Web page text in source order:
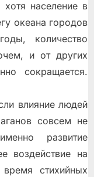
население в
океана городов
количество
и от других
сокращается.
влияние людей
совсем не
развитие
воздействие на
стихийных